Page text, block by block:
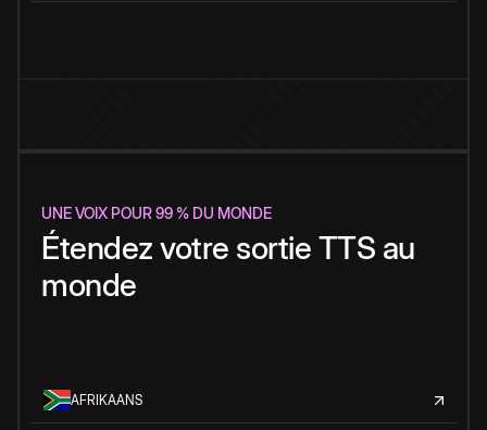
UNE VOIX POUR 99 % DU MONDE
Étendez votre sortie TTS au
monde
AFRIKAANS